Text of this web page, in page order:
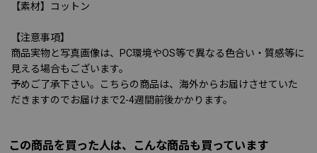
【素材】コットン
【注意事項】
商品実物と写真画像は、PC環境やOS等で異なる色合い・質感等に
見える場合もございます。
予めご了承下さい。こちらの商品は、海外からお届けさせていた
だきますのでお届けまで2-4週間前後かかります。
この商品を買った人は、こんな商品も買っています